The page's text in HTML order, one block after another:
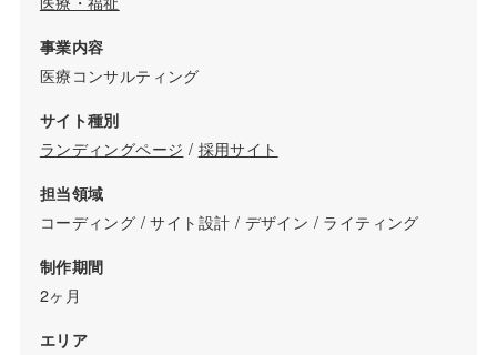
事業内容
医療コンサルティング
サイト種別
ランディングページ / 採用サイト
担当領域
コーディング / サイト設計 / デザイン / ライティング
制作期間
2ヶ月
エリア